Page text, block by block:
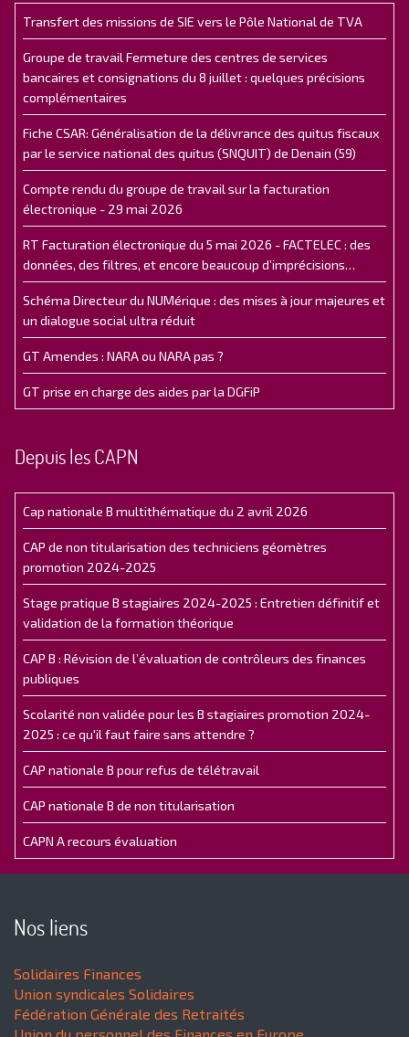
Transfert des missions de SIE vers le Pôle National de TVA
Groupe de travail Fermeture des centres de services
bancaires et consignations du 8 juillet : quelques précisions
complémentaires
Fiche CSAR: Généralisation de la délivrance des quitus fiscaux
par le service national des quitus (SNQUIT) de Denain (59)
Compte rendu du groupe de travail sur la facturation
électronique - 29 mai 2026
RT Facturation électronique du 5 mai 2026 - FACTELEC : des
données, des filtres, et encore beaucoup d’imprécisions…
Schéma Directeur du NUMérique : des mises à jour majeures et
un dialogue social ultra réduit
GT Amendes : NARA ou NARA pas ?
GT prise en charge des aides par la DGFiP
Depuis les CAPN
Cap nationale B multithématique du 2 avril 2026
CAP de non titularisation des techniciens géomètres
promotion 2024-2025
Stage pratique B stagiaires 2024-2025 : Entretien définitif et
validation de la formation théorique
CAP B : Révision de l’évaluation de contrôleurs des finances
publiques
Scolarité non validée pour les B stagiaires promotion 2024-
2025 : ce qu'il faut faire sans attendre ?
CAP nationale B pour refus de télétravail
CAP nationale B de non titularisation
CAPN A recours évaluation
Nos liens
Solidaires Finances
Union syndicales Solidaires
Fédération Générale des Retraités
Union du personnel des Finances en Europe